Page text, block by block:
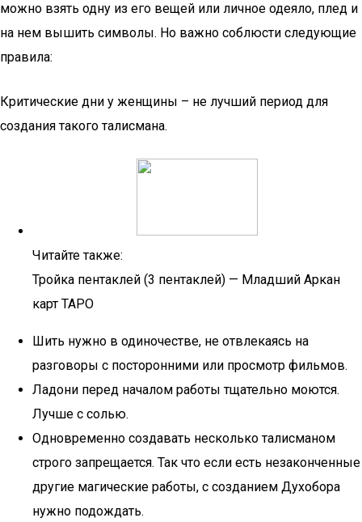
можно взять одну из его вещей или личное одеяло, плед и
на нем вышить символы. Но важно соблюсти следующие
правила:
Критические дни у женщины – не лучший период для
создания такого талисмана.
Читайте также:
Тройка пентаклей (3 пентаклей) — Младший Аркан
карт ТАРО
Шить нужно в одиночестве, не отвлекаясь на
разговоры с посторонними или просмотр фильмов.
Ладони перед началом работы тщательно моются.
Лучше с солью.
Одновременно создавать несколько талисманом
строго запрещается. Так что если есть незаконченные
другие магические работы, с созданием Духобора
нужно подождать.